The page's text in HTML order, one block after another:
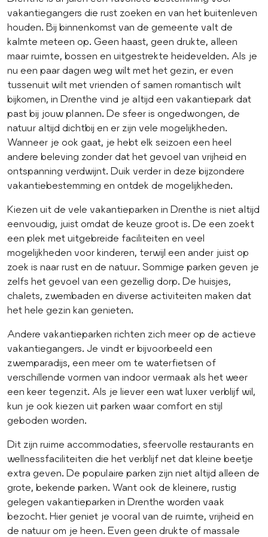
vakantiegangers die rust zoeken en van het buitenleven
houden. Bij binnenkomst van de gemeente valt de
kalmte meteen op. Geen haast, geen drukte, alleen
maar ruimte, bossen en uitgestrekte heidevelden. Als je
nu een paar dagen weg wilt met het gezin, er even
tussenuit wilt met vrienden of samen romantisch wilt
bijkomen, in Drenthe vind je altijd een vakantiepark dat
past bij jouw plannen. De sfeer is ongedwongen, de
natuur altijd dichtbij en er zijn vele mogelijkheden.
Wanneer je ook gaat, je hebt elk seizoen een heel
andere beleving zonder dat het gevoel van vrijheid en
ontspanning verdwijnt. Duik verder in deze bijzondere
vakantiebestemming en ontdek de mogelijkheden.
Kiezen uit de vele vakantieparken in Drenthe is niet altijd
eenvoudig, juist omdat de keuze groot is. De een zoekt
een plek met uitgebreide faciliteiten en veel
mogelijkheden voor kinderen, terwijl een ander juist op
zoek is naar rust en de natuur. Sommige parken geven je
zelfs het gevoel van een gezellig dorp. De huisjes,
chalets, zwembaden en diverse activiteiten maken dat
het hele gezin kan genieten.
Andere vakantieparken richten zich meer op de actieve
vakantiegangers. Je vindt er bijvoorbeeld een
zwemparadijs, een meer om te waterfietsen of
verschillende vormen van indoor vermaak als het weer
een keer tegenzit. Als je liever een wat luxer verblijf wil,
kun je ook kiezen uit parken waar comfort en stijl
geboden worden.
Dit zijn ruime accommodaties, sfeervolle restaurants en
wellnessfaciliteiten die het verblijf net dat kleine beetje
extra geven. De populaire parken zijn niet altijd alleen de
grote, bekende parken. Want ook de kleinere, rustig
gelegen vakantieparken in Drenthe worden vaak
bezocht. Hier geniet je vooral van de ruimte, vrijheid en
de natuur om je heen. Even geen drukte of massale